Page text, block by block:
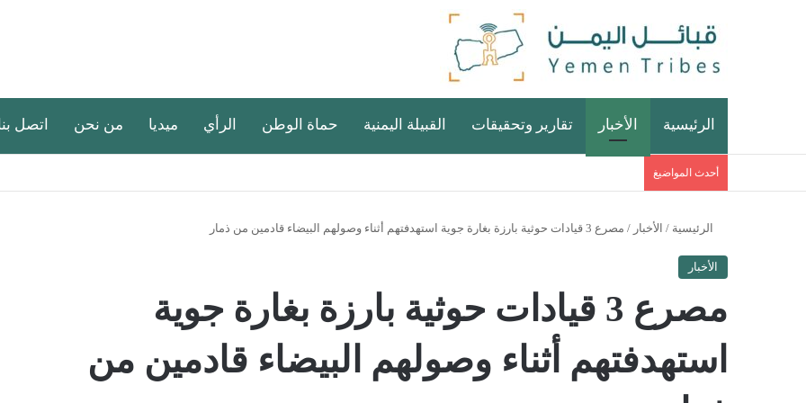
الرئيسية الأخبار تقارير وتحقيقات القبيلة اليمنية حماة الوطن الرأي ميديا من نحن اتصل
أحدث المواضيغ
الرئيسية / الأخبار / مصرع 3 قيادات حوثية بارزة بغارة جوية استهدفتهم أثناء وصولهم البيضاء قادمين من ذمار
الأخبار
مصرع 3 قيادات حوثية بارزة بغارة جوية
استهدفتهم أثناء وصولهم البيضاء قادمين من